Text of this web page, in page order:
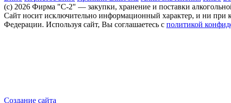
(c) 2026 Фирма "С-2" — закупки, хранение и поставки
Сайт носит исключительно информационный характер, и ни при
Федерации. Используя сайт, Вы соглашаетесь с политикой
Создание сайта